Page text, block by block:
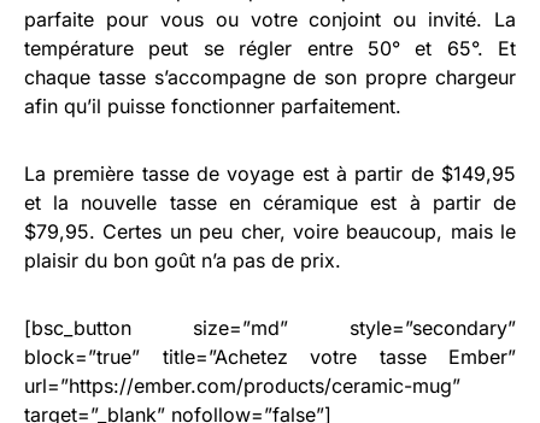
parfaite pour vous ou votre conjoint ou invité. La
température peut se régler entre 50° et 65°. Et
chaque tasse s’accompagne de son propre chargeur
afin qu’il puisse fonctionner parfaitement.
La première tasse de voyage est à partir de $149,95
et la nouvelle tasse en céramique est à partir de
$79,95. Certes un peu cher, voire beaucoup, mais le
plaisir du bon goût n’a pas de prix.
[bsc_button size=”md” style=”secondary”
block=”true” title=”Achetez votre tasse Ember”
url=”https://ember.com/products/ceramic-mug”
target=”_blank” nofollow=”false”]